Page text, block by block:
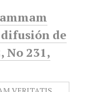
de
No 231,